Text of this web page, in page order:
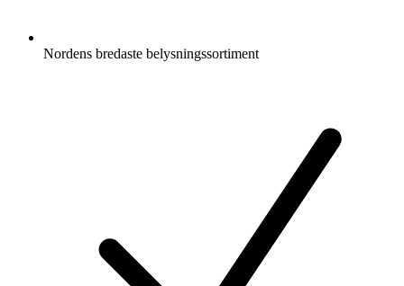
Nordens bredaste belysningssortiment